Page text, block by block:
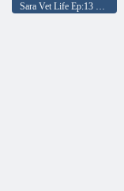
Sara Vet Life Ep:13 Capra